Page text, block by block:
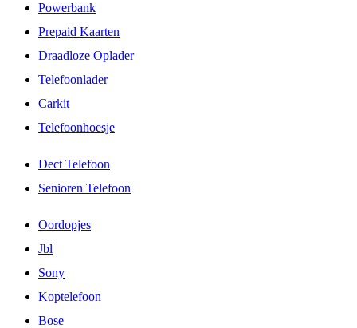
Powerbank
Prepaid Kaarten
Draadloze Oplader
Telefoonlader
Carkit
Telefoonhoesje
Dect Telefoon
Senioren Telefoon
Oordopjes
Jbl
Sony
Koptelefoon
Bose